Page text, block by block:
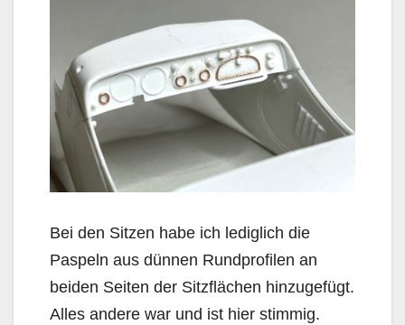
Bei den Sitzen habe ich lediglich die
Paspeln aus dünnen Rundprofilen an
beiden Seiten der Sitzflächen hinzugefügt.
Alles andere war und ist hier stimmig.